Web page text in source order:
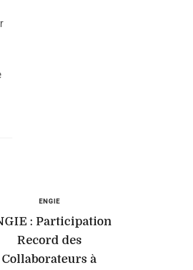
ENGIE
: Participation
Record des
Collaborateurs à